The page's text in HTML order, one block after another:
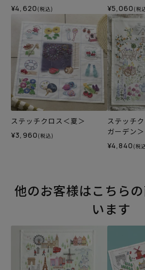
¥4,620 (税込) ¥5,060 (税
ステッチクロス＜夏＞
¥3,960 (税込)
ステッチ
ガーデン＞
¥4,840 (税
他のお客様はこちら
います